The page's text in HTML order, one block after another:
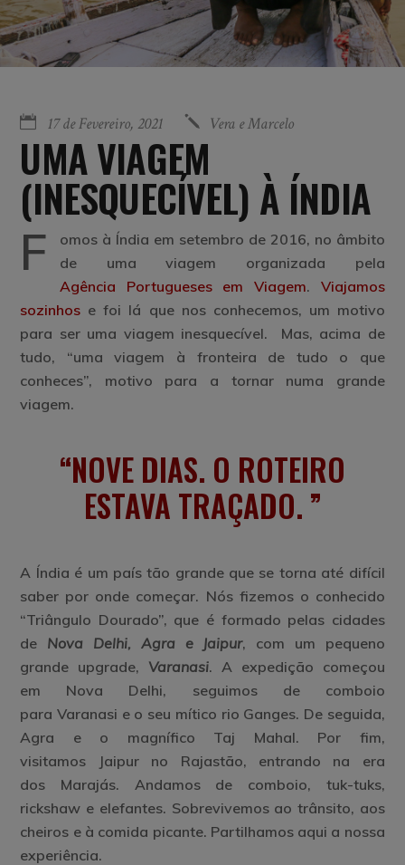
17 de Fevereiro, 2021 Vera e Marcelo
UMA VIAGEM
(INESQUECÍVEL) À ÍNDIA
F
omos à Índia em setembro de 2016, no âmbito
de uma viagem organizada pela
Agência Portugueses em Viagem. Viajamos
sozinhos e foi lá que nos conhecemos, um motivo
para ser uma viagem inesquecível. Mas, acima de
tudo, “uma viagem à fronteira de tudo o que
conheces”, motivo para a tornar numa grande
viagem.
NOVE DIAS. O ROTEIRO
ESTAVA TRAÇADO.
A Índia é um país tão grande que se torna até difícil
saber por onde começar. Nós fizemos o conhecido
“Triângulo Dourado”, que é formado pelas cidades
de Nova Delhi, Agra e Jaipur, com um pequeno
grande upgrade, Varanasi. A expedição começou
em Nova Delhi, seguimos de comboio
para Varanasi e o seu mítico rio Ganges. De seguida,
Agra e o magnífico Taj Mahal. Por fim,
visitamos Jaipur no Rajastão, entrando na era
dos Marajás. Andamos de comboio, tuk-tuks,
rickshaw e elefantes. Sobrevivemos ao trânsito, aos
cheiros e à comida picante. Partilhamos aqui a nossa
experiência.